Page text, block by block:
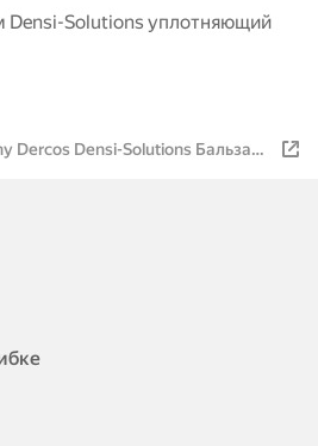
Densi-Solutions уплотняющий
Dercos Densi-Solutions Бальзам